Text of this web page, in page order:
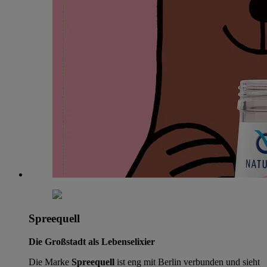
Spreequell
Die Großstadt als Lebenselixier
Die Marke Spreequell ist eng mit Berlin verbunden und sieht